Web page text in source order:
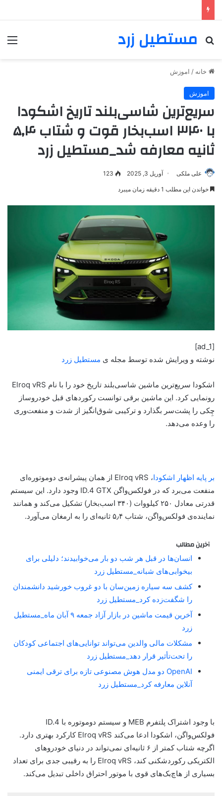
مستطیل زرد
خانه / اموزش
اموزش
سریع‌ترین شاسی‌بلند تاریخ اشکودا
با ۳۴۰ اسب‌بخار قوت و شتاب ۵٫۴
ثانیه معارفه شد_مستطیل زرد
علی ملکی آوریل 3, 2025 123
خواندن این مطلب 1 دقیقه زمان میبرد
[ad_1]
نوشته و ویرایش شده توسط مجله ی مستطیل زرد
اشکودا سریع‌ترین ماشین شاسی‌بلند تاریخ خود را با نام Elroq vRS
رونمایی کرد. این ماشین برقی توانست رکوردهای قبل خودروساز
چِکی را پشت‌سر بگذارد و ترکیبی شوق‌انگیز از شدت و منفعت‌وری
را وعده می‌دهد.
بر پایه اظهار اشکودا
، Elroq vRS از همان پیشرانه‌ی دو‌موتوره‌ای
منفعت می‌برد که در فولکس‌واگن ID.4 GTX وجود دارد. این سیستم
قدرتی معادل ۲۵۰ کیلووات (۳۴۰ اسب‌‌بخار) تشکیل می‌کند و همانند
نماینده‌ی فولکس‌واگن، شتاب ۵٫۴ ثانیه‌ای را به‌ ارمغان می‌آورد.
آخرین مطالب
انسان‌ها در قبل هر شب دو بار می‌خوابیدند؛ دلیلی برای
بیخوابی‌های شبانه_مستطیل زرد
کشف سه سیاره زمین‌سان با دو غروب خورشید دانشمندان
را شگفت‌زده کرد_مستطیل زرد
آخرین قیمت ماشین در بازار آزاد جمعه ۹ آبان ماه_مستطیل
زرد
مشکلات مالی والدین می‌تواند توانایی‌های اجتماعی کودکان
را تحت‌تأثیر قرار دهد_مستطیل زرد
OpenAI دو مدل هوش مصنوعی تازه برای ترقی ایمنی
آنلاین معارفه کرد_مستطیل زرد
با وجود اشتراک پلتفرم MEB و سیستم دو‌موتوره با ID.4
فولکس‌واگن، اشکودا ادعا می‌کند Elroq vRS کارکرد بهتری دارد.
اگرچه شتاب کمتر از ۶ ثانیه‌ای نمی‌تواند در دنیای خودروهای
الکتریکی رکوردشکنی کند، Elroq vRS را به رقیبی جدی برای تعداد
بسیاری از هاچ‌بک‌های قوی با موتور احتراق داخلی تبدیل می‌کند.